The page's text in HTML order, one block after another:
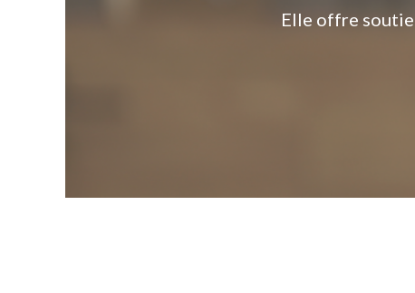
Elle offre